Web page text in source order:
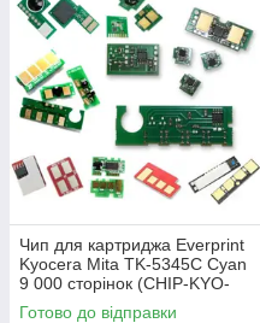
Чип для картриджа Everprint
Kyocera Mita TK-5345C Cyan
9 000 сторінок (CHIP-KYO-
TK-5345C)
Готово до відправки